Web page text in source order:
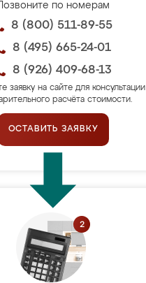
Позвоните по номерам
8 (800) 511-89-55
8 (495) 665-24-01
8 (926) 409-68-13
заявку на сайте для
расчёта стоимости.
ОСТАВИТЬ ЗАЯВКУ